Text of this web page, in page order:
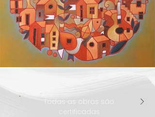
Todas as obras são
certificadas